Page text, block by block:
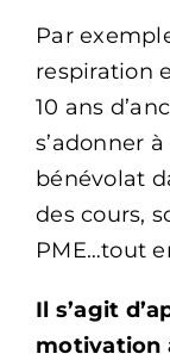
Par
respiration
10 ans
s’adonner
bénévolat
des cours,
PME…tout
Il s’agit
motivation